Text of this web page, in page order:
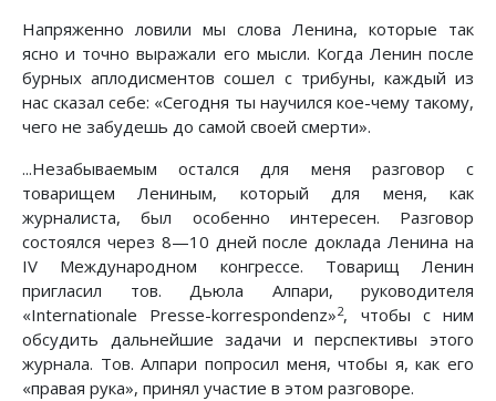
Напряженно ловили мы слова Ленина, которые так
ясно и точно выражали его мысли. Когда Ленин после
бурных аплодисментов сошел с трибуны, каждый из
нас сказал себе: «Сегодня ты научился кое-чему такому,
чего не забудешь до самой своей смерти».
...Незабываемым остался для меня разговор с
товарищем Лениным, который для меня, как
журналиста, был особенно интересен. Разговор
состоялся через 8—10 дней после доклада Ленина на
IV Международном конгрессе. Товарищ Ленин
пригласил тов. Дьюла Алпари, руководителя
«Internationale Presse-korrespondenz»2, чтобы с ним
обсудить дальнейшие задачи и перспективы этого
журнала. Тов. Алпари попросил меня, чтобы я, как его
«правая рука», принял участие в этом разговоре.